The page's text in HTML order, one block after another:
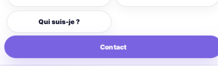
Qui suis-je ?
Contact